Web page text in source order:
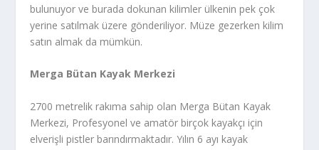
bulunuyor ve burada dokunan kilimler ülkenin pek çok
yerine satılmak üzere gönderiliyor. Müze gezerken kilim
satın almak da mümkün.
Merga Bütan Kayak Merkezi
2700 metrelik rakıma sahip olan Merga Bütan Kayak
Merkezi, Profesyonel ve amatör birçok kayakçı için
elverişli pistler barındırmaktadır. Yılın 6 ayı kayak